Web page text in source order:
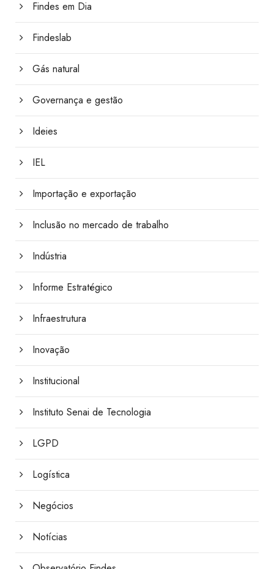
Findes em Dia
Findeslab
Gás natural
Governança e gestão
Ideies
IEL
Importação e exportação
Inclusão no mercado de trabalho
Indústria
Informe Estratégico
Infraestrutura
Inovação
Institucional
Instituto Senai de Tecnologia
LGPD
Logística
Negócios
Notícias